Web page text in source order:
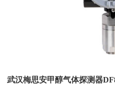
武汉梅思安甲醇气体探测器